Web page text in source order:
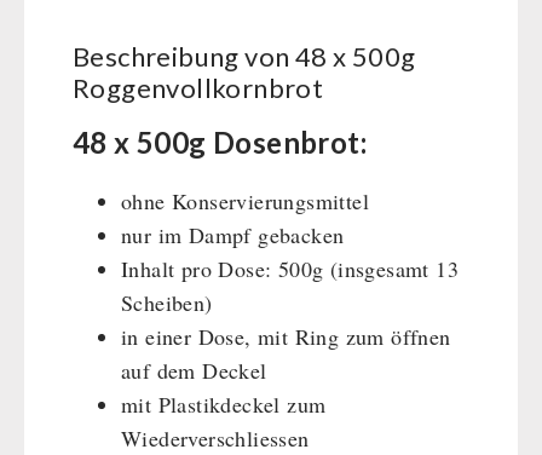
Katadyn-Wasserfilter
Micropur-Wasserdesinfektion
Ersatzteile Wasserfilter
HYGIENE / ERSTE HILFE
Atemschutz
Hygiene
Grosspackungen Wasch- und Reinigungsmittel
TECHNIK
(Not)kocher Gas&Multifuel
Atemschutz / ABC Schutzanzug
Gamma-Scout Geigerzähler
PETROMAX-SHOP
Reinigung & Pflege von Gusseisen
SONSTIGES
Bücher / Geschenkgutscheine
kingnature-Vitalstoffe
BEHÖRDEN / GRUPPENVERSORGUNG
Notrationen
Trinkwasser
Beschreibung von 48 x 500g
Roggenvollkornbrot
48 x 500g Dosenbrot:
ohne Konservierungsmittel
nur im Dampf gebacken
Inhalt pro Dose: 500g (insgesamt 13
Scheiben)
in einer Dose, mit Ring zum öffnen
auf dem Deckel
mit Plastikdeckel zum
Wiederverschliessen